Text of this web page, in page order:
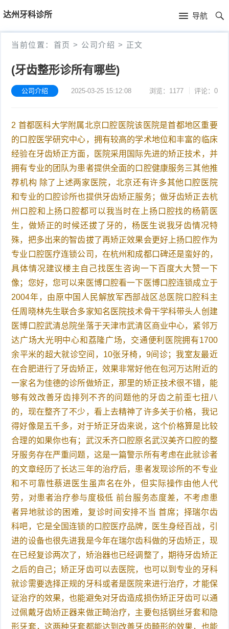
达州牙科诊所 导航
首
页
首
当前位置： 首页 > 公司介绍 > 正文
(牙齿整形诊所有哪些)
公司介绍 2025-03-25 15:12:08 浏览：1177 评论：0
2 首都医科大学附属北京口腔医院该医院是首都地区重要
的口腔医学研究中心，拥有较高的学术地位和丰富的临床
经验在牙齿矫正方面，医院采用国际先进的矫正技术，并
拥有专业的团队为患者提供全面的口腔健康服务三其他推
荐机构 除了上述两家医院，北京还有许多其他口腔医院
和专业的口腔诊所也提供牙齿矫正服务；做牙齿矫正去杭
州口腔和上扬口腔都可以我当时在上扬口腔找的杨箭医
生，做矫正的时候还拔了牙的，杨医生说我牙齿情况特
殊，把多出来的智齿拔了再矫正效果会更好上扬口腔作为
专业口腔医疗连锁公司，在杭州和成都口碑还是蛮好的，
具体情况建议楼主自己找医生咨询一下百度大大赞一下
像；您好，您可以来医博口腔看一下医博口腔连锁成立于
2004年，由原中国人民解放军西部战区总医院口腔科主
任周晓林先生联合多家知名医院技术骨干学科带头人创建
医博口腔武清总院坐落于天津市武清区商业中心，紧邻万
达广场大光明中心和荔隆广场，交通便利医院拥有1700
余平米的超大就诊空间，10张牙椅，9间诊；我室友最近
在合肥进行了牙齿矫正，效果非常好他在包河万达附近的
一家名为佳德的诊所做矫正，那里的矫正技术很不错，能
够有效改善牙齿排列不齐的问题他的牙齿之前歪七扭八
的，现在整齐了不少，看上去精神了许多关于价格，我记
得好像是五千多，对于矫正牙齿来说，这个价格算是比较
合理的如果你也有；武汉禾齐口腔原名武汉美齐口腔的整
牙服务存在严重问题，这是一篇警示所有考虑在此就诊者
的文章经历了长达三年的治疗后，患者发现诊所的不专业
和不可靠性蔡进医生虽声名在外，但实际操作由他人代
劳，对患者治疗参与度极低 前台服务态度差，不考虑患
者异地就诊的困难，复诊时间安排不当 首席；择瑞尔齿
科吧，它是全国连锁的口腔医疗品牌，医生身经百战，引
进的设备也很先进我是今年在瑞尔齿科做的牙齿矫正，现
在已经复诊两次了，矫治器也已经调整了，期待牙齿矫正
之后的自己；矫正牙齿可以去医院，也可以到专业的牙科
就诊需要选择正规的牙科或者是医院来进行治疗，才能保
证治疗的效果，也能避免对牙齿造成损伤矫正牙齿可以通
过佩戴牙齿矫正器来做正畸治疗，主要包括钢丝牙套和隐
形牙套，这两种牙套都能达到改善牙齿畸形的效果，也能